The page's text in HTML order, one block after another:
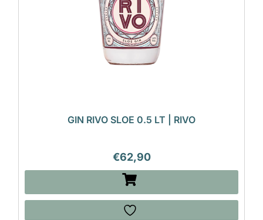
GIN RIVO SLOE 0.5 LT | RIVO
€62,90